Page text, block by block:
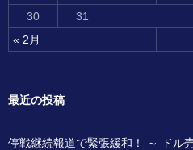
« 2月
30
31
最近の投稿
停戦継続報道で緊張緩和！ ～ ドル